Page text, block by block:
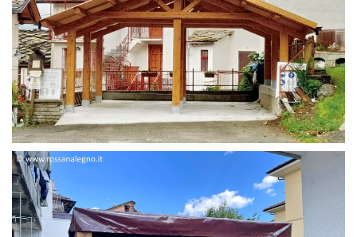
STRUTTURA DUE FALDE